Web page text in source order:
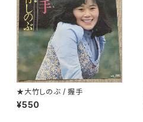
★大竹しのぶ / 握手
¥550